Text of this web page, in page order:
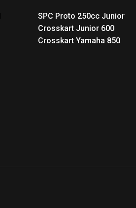
SPC Proto 250cc Junior
Crosskart Junior 600
Crosskart Yamaha 850